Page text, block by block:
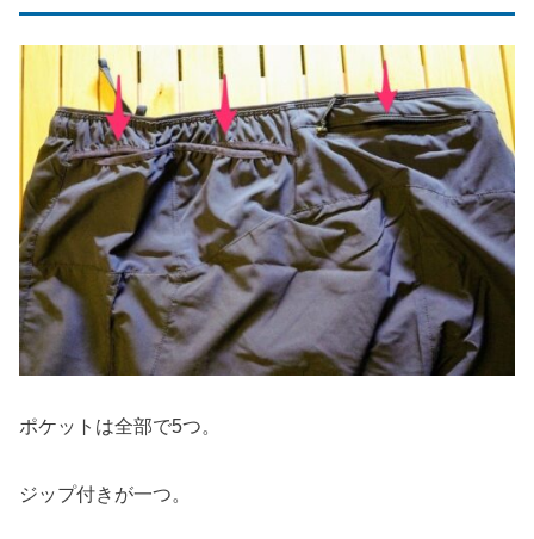
ポケットは全部で5つ。
ジップ付きが一つ。